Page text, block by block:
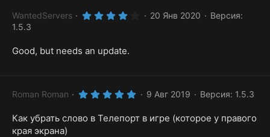
WantedServers
4 20 Янв 2020
Версия:
1.5.3
Good, but needs an update.
Roman Roman
5
0
9 Авг 2019 Версия: 1.5.3
Как убрать слово в Телепорт в игре (которое у правого
края экрана)